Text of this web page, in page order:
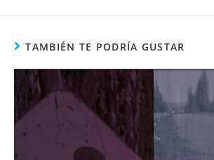
TAMBIÉN TE PODRÍA GUSTAR